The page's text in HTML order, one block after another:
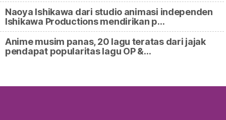
Naoya Ishikawa dari studio animasi independen
Ishikawa Productions mendirikan p…
Anime musim panas, 20 lagu teratas dari jajak
pendapat popularitas lagu OP &…